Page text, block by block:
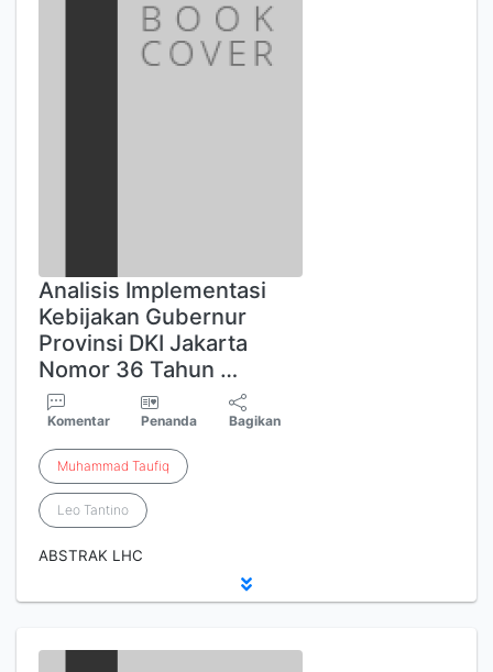
Analisis Implementasi
Kebijakan Gubernur
Provinsi DKI Jakarta
Nomor 36 Tahun …
Komentar Penanda Bagikan
Muhammad Taufiq
Leo Tantino
ABSTRAK LHC